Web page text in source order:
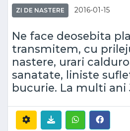
ZI DE NASTERE 2016-01-15
Ne face deosebita
transmitem, cu
nastere, urari
sanatate, liniste
bucurie. La multi ani